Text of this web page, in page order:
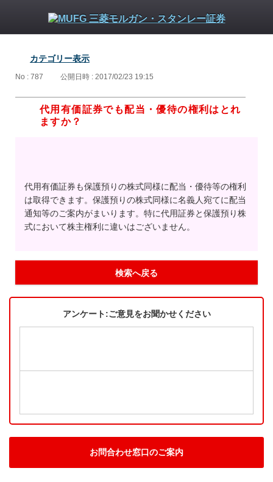
カテゴリー表示
No : 787 公開日時 : 2017/02/23 19:15
代用有価証券でも配当・優待の権利はとれ
ますか？
代用有価証券も保護預りの株式同様に配当・優待等の権利
は取得できます。保護預りの株式同様に名義人宛てに配当
通知等のご案内がまいります。特に代用証券と保護預り株
式において株主権利に違いはございません。
検索へ戻る
アンケート:ご意見をお聞かせください
お問合わせ窓口のご案内